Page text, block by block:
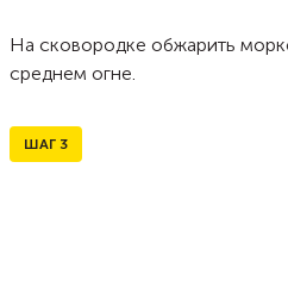
На сковородке обжарить
среднем огне.
ШАГ 3